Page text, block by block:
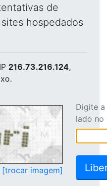
de
hospedados
216.73.216.124,
[trocar imagem]
Digite
lado no